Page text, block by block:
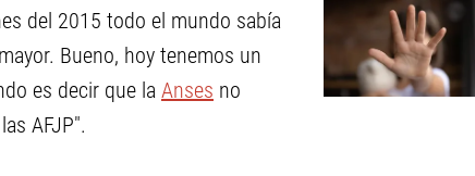
del 2015 todo el mundo sabía
Bueno, hoy tenemos un
es decir que la Anses no
AFJP".